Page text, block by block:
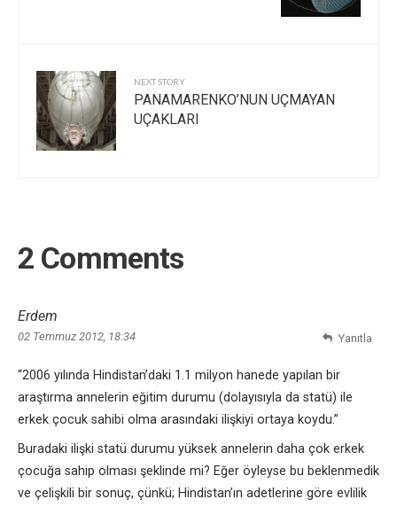
NEXT STORY
PANAMARENKO’NUN UÇMAYAN
UÇAKLARI
2 Comments
Erdem
02 Temmuz 2012, 18:34
“2006 yılında Hindistan’daki 1.1 milyon hanede yapılan bir
araştırma annelerin eğitim durumu (dolayısıyla da statü) ile
erkek çocuk sahibi olma arasındaki ilişkiyi ortaya koydu.”
Buradaki ilişki statü durumu yüksek annelerin daha çok erkek
çocuğa sahip olması şeklinde mi? Eğer öyleyse bu beklenmedik
ve çelişkili bir sonuç, çünkü; Hindistan’ın adetlerine göre evlilik
Yanıtla